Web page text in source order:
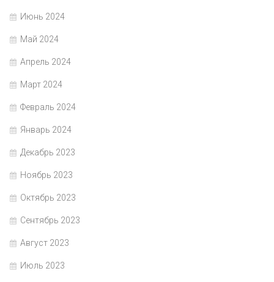
Июнь 2024
Май 2024
Апрель 2024
Март 2024
Февраль 2024
Январь 2024
Декабрь 2023
Ноябрь 2023
Октябрь 2023
Сентябрь 2023
Август 2023
Июль 2023